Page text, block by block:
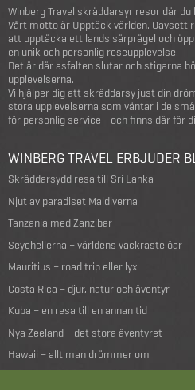
Winberg Travel skräddarsyr resor där
Vårt motto är Upptäck världen. Oavsett
att upptäcka ett lands särprägel och
en unik och personlig reseupplevelse.
Det är där asfalten slutar och stigarna
upplevelserna.
Vi hjälper dig att skräddarsy just din
stora upplevelserna som väntar i de
för personlig service - och finns där för
WINBERG TRAVEL ERBJUDER
Skräddarsydd resa till Sri Lanka
Njut av paradiset Maldiverna
Tanzania med Zanzibar
Seychellerna – världens vackraste öar
Mauritius – road trip eller lyx
Costa Rica – djur, natur och äventyr
Kuba – en resa till en annan tid
Nya Zeeland – det stora äventyret
Hawaii – allt man drömmer om